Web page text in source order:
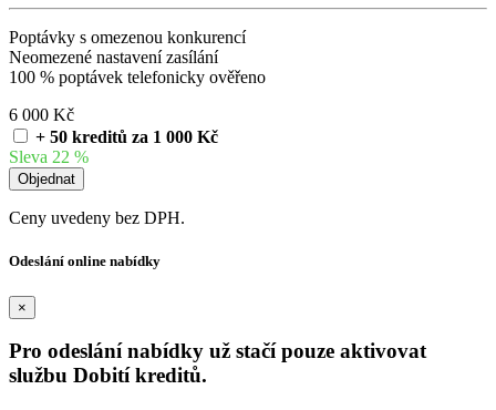
Poptávky s omezenou konkurencí
Neomezené nastavení zasílání
100 % poptávek telefonicky ověřeno
6 000 Kč
+ 50 kreditů za 1 000 Kč
Sleva 22 %
Ceny uvedeny bez DPH.
Odeslání online nabídky
×
Pro odeslání nabídky už stačí pouze aktivovat
službu Dobití kreditů.